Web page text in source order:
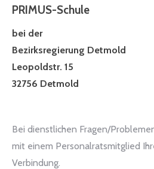
PRIMUS-Schule
bei der
Bezirksregierung Detmold
Leopoldstr. 15
32756 Detmold
Bei dienstlichen Fragen/
mit einem Personalratsmitglied
Verbindung.